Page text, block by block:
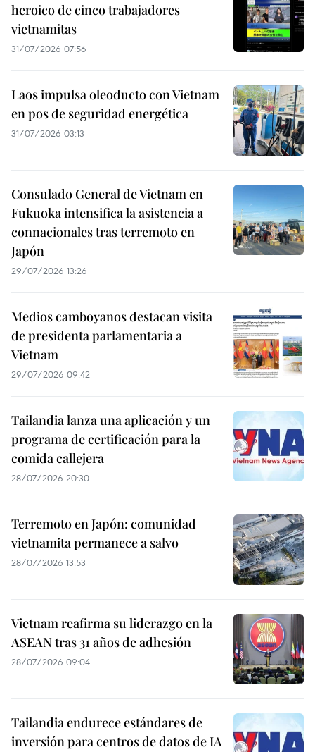
heroico de cinco trabajadores
vietnamitas
31/07/2026 07:56
Laos impulsa oleoducto con Vietnam
en pos de seguridad energética
31/07/2026 03:13
Consulado General de Vietnam en
Fukuoka intensifica la asistencia a
connacionales tras terremoto en
Japón
29/07/2026 13:26
Medios camboyanos destacan visita
de presidenta parlamentaria a
Vietnam
29/07/2026 09:42
Tailandia lanza una aplicación y un
programa de certificación para la
comida callejera
28/07/2026 20:30
Terremoto en Japón: comunidad
vietnamita permanece a salvo
28/07/2026 13:53
Vietnam reafirma su liderazgo en la
ASEAN tras 31 años de adhesión
28/07/2026 09:04
Tailandia endurece estándares de
inversión para centros de datos de IA